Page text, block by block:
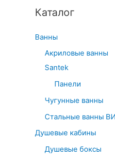
Каталог
Ванны
Акриловые ванны
Santek
Панели
Чугунные ванны
Стальные ванны
Душевые кабины
Душевые боксы